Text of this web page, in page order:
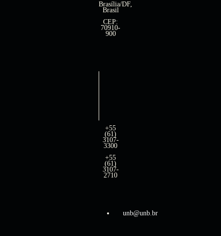
Brasília/DF,
Brasil
CEP:
70910-
900
+55
(61)
3107-
3300
+55
(61)
3107-
2710
unb@unb.br